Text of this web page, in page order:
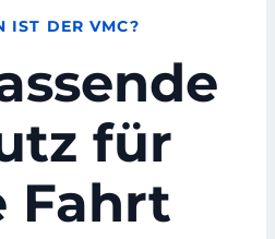
IST DER VMC?
für
Fahrt